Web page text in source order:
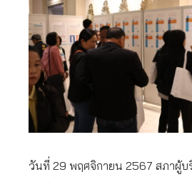
วันที่ 29 พฤศจิกายน 2567 สภาผู้บ